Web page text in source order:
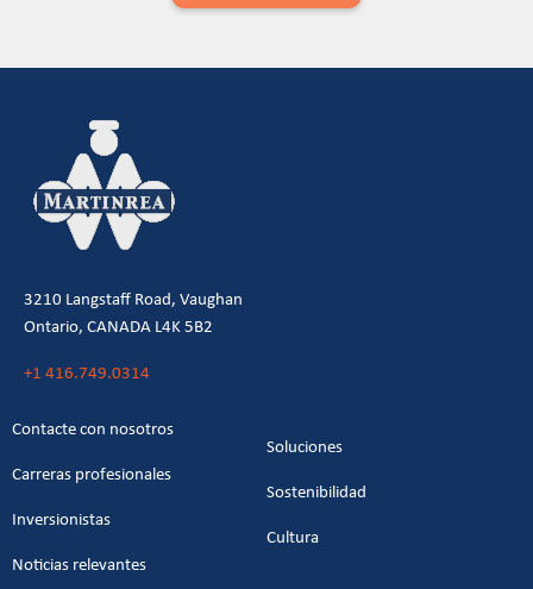
3210 Langstaff Road, Vaughan
Ontario, CANADA L4K 5B2
+1 416.749.0314
Contacte con nosotros
Carreras profesionales
Inversionistas
Noticias relevantes
Soluciones
Sostenibilidad
Cultura